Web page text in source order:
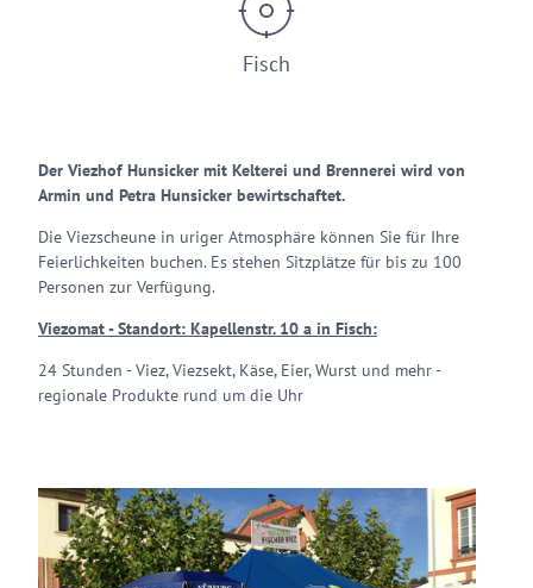
Fisch
Der Viezhof Hunsicker mit Kelterei und Brennerei wird von
Armin und Petra Hunsicker bewirtschaftet.
Die Viezscheune in uriger Atmosphäre können Sie für Ihre
Feierlichkeiten buchen. Es stehen Sitzplätze für bis zu 100
Personen zur Verfügung.
Viezomat - Standort: Kapellenstr. 10 a in Fisch:
24 Stunden - Viez, Viezsekt, Käse, Eier, Wurst und mehr -
regionale Produkte rund um die Uhr